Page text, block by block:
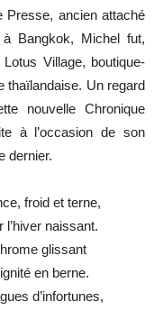
Presse, ancien attaché
Bangkok, Michel fut,
Village, boutique-
thaïlandaise. Un regard
nouvelle Chronique
à l’occasion de son
dernier.
froid et terne,
l’hiver naissant.
glissant
en berne.
d’infortunes,